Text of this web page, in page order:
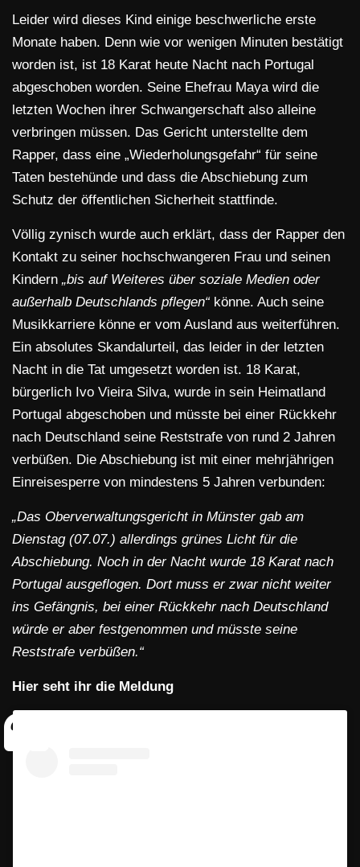
Leider wird dieses Kind einige beschwerliche erste
Monate haben. Denn wie vor wenigen Minuten bestätigt
worden ist, ist 18 Karat heute Nacht nach Portugal
abgeschoben worden. Seine Ehefrau Maya wird die
letzten Wochen ihrer Schwangerschaft also alleine
verbringen müssen. Das Gericht unterstellte dem
Rapper, dass eine „Wiederholungsgefahr“ für seine
Taten bestehünde und dass die Abschiebung zum
Schutz der öffentlichen Sicherheit stattfinde.
Völlig zynisch wurde auch erklärt, dass der Rapper den
Kontakt zu seiner hochschwangeren Frau und seinen
Kindern „bis auf Weiteres über soziale Medien oder
außerhalb Deutschlands pflegen“ könne. Auch seine
Musikkarriere könne er vom Ausland aus weiterführen.
Ein absolutes Skandalurteil, das leider in der letzten
Nacht in die Tat umgesetzt worden ist. 18 Karat,
bürgerlich Ivo Vieira Silva, wurde in sein Heimatland
Portugal abgeschoben und müsste bei einer Rückkehr
nach Deutschland seine Reststrafe von rund 2 Jahren
verbüßen. Die Abschiebung ist mit einer mehrjährigen
Einreisesperre von mindestens 5 Jahren verbunden:
„Das Oberverwaltungsgericht in Münster gab am
Dienstag (07.07.) allerdings grünes Licht für die
Abschiebung. Noch in der Nacht wurde 18 Karat nach
Portugal ausgeflogen. Dort muss er zwar nicht weiter
ins Gefängnis, bei einer Rückkehr nach Deutschland
würde er aber festgenommen und müsste seine
Reststrafe verbüßen.“
Hier seht ihr die Meldung